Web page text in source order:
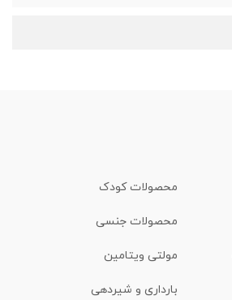
محصولات کودک
محصولات جنسی
مولتی ویتامین
بارداری و شیردهی